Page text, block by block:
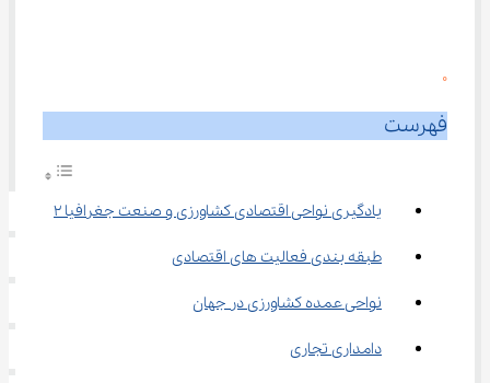
0
فهرست
یادگیری نواحی اقتصادی کشاورزی و صنعت جغرافیا ۲
طبقه ‌بندی فعالیت های اقتصادی
نواحی عمده کشاورزی در جهان
دامداری تجاری